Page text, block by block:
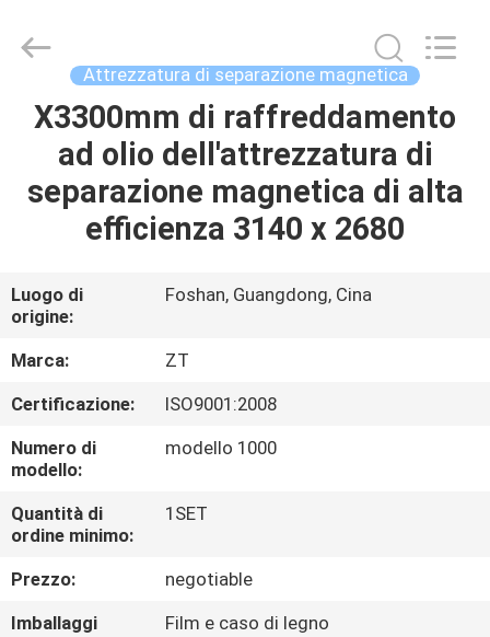
CASA
PRODOTTI
NOI
GIRO
DELLA
FABBRICA
CONTROLLO
DI
QUALITÀ
Machinery
Reserved.
Attrezzatura di separazione magnetica
X3300mm di raffreddamento
ad olio dell'attrezzatura di
separazione magnetica di alta
efficienza 3140 x 2680
Luogo di
origine:
Foshan, Guangdong, Cina
Marca:
ZT
Certificazione:
ISO9001:2008
Numero di
modello:
modello 1000
Quantità di
ordine minimo:
1SET
Prezzo:
negotiable
Imballaggi
Film e caso di legno